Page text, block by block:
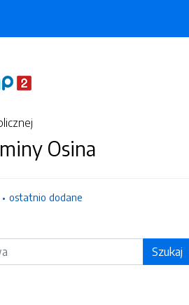
Osina
ostatnio dodane
Szukaj